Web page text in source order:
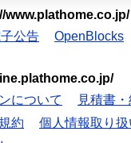
www.plathome.co.jp/
公告 OpenBlocks
について 見積書
約 個人情報取り